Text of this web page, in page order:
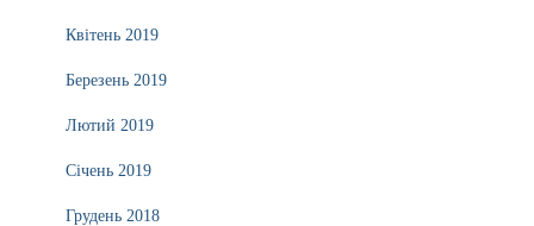
Квітень 2019
Березень 2019
Лютий 2019
Січень 2019
Грудень 2018